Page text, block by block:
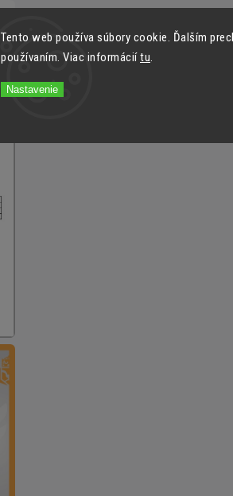
Tento web používa súbory cookie. Ďalším
používaním. Viac informáciítu.
Nastavenie